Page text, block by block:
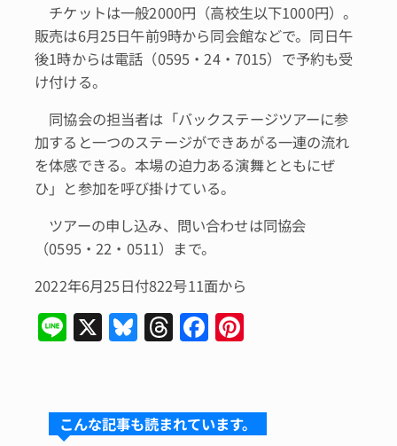
チケットは一般2000円（高校生以下1000円）。
販売は6月25日午前9時から同会館などで。同日午
後1時からは電話（0595・24・7015）で予約も受
け付ける。
同協会の担当者は「バックステージツアーに参
加すると一つのステージができあがる一連の流れ
を体感できる。本場の迫力ある演舞とともにぜ
ひ」と参加を呼び掛けている。
ツアーの申し込み、問い合わせは同協会
（0595・22・0511）まで。
2022年6月25日付822号11面から
Li X Bl
s
T
a
F
e re
こんな記事も読まれています。